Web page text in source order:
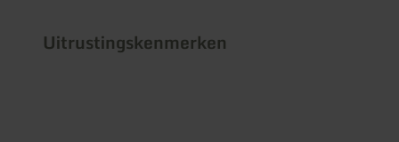
Uitrustingskenmerken